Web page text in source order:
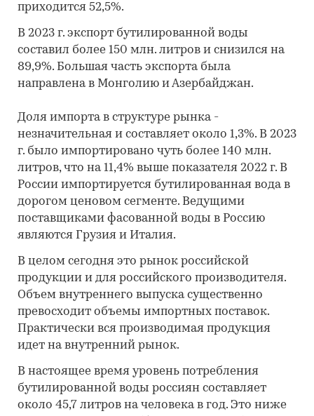
приходится 52,5%.
В 2023 г. экспорт бутилированной воды
составил более 150 млн. литров и снизился на
89,9%. Большая часть экспорта была
направлена в Монголию и Азербайджан.
Доля импорта в структуре рынка -
незначительная и составляет около 1,3%. В 2023
г. было импортировано чуть более 140 млн.
литров, что на 11,4% выше показателя 2022 г. В
России импортируется бутилированная вода в
дорогом ценовом сегменте. Ведущими
поставщиками фасованной воды в Россию
являются Грузия и Италия.
В целом сегодня это рынок российской
продукции и для российского производителя.
Объем внутреннего выпуска существенно
превосходит объемы импортных поставок.
Практически вся производимая продукция
идет на внутренний рынок.
В настоящее время уровень потребления
бутилированной воды россиян составляет
около 45,7 литров на человека в год. Это ниже